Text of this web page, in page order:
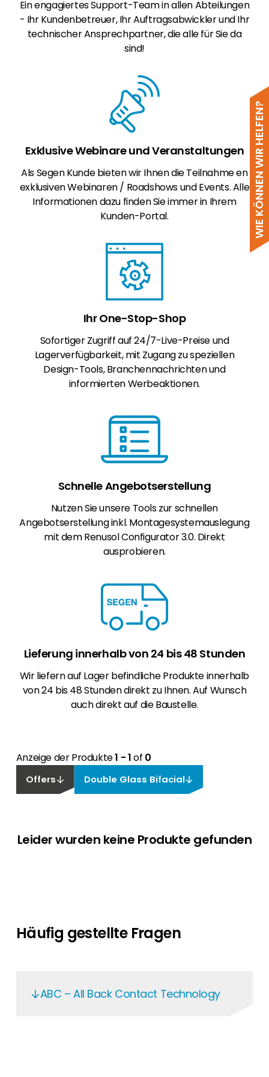
WIE KÖNNEN WIR HELFEN?
Ein engagiertes Support-Team in allen Abteilungen
- Ihr Kundenbetreuer, Ihr Auftragsabwickler und Ihr
technischer Ansprechpartner, die alle für Sie da
sind!
Exklusive Webinare und Veranstaltungen
Als Segen Kunde bieten wir Ihnen die Teilnahme en
exklusiven Webinaren / Roadshows und Events. Alle
Informationen dazu finden Sie immer in Ihrem
Kunden-Portal.
Ihr One-Stop-Shop
Sofortiger Zugriff auf 24/7-Live-Preise und
Lagerverfügbarkeit, mit Zugang zu speziellen
Design-Tools, Branchennachrichten und
informierten Werbeaktionen.
Schnelle Angebotserstellung
Nutzen Sie unsere Tools zur schnellen
Angebotserstellung inkl. Montagesystemauslegung
mit dem Renusol Configurator 3.0. Direkt
ausprobieren.
Lieferung innerhalb von 24 bis 48 Stunden
Wir liefern auf Lager befindliche Produkte innerhalb
von 24 bis 48 Stunden direkt zu Ihnen. Auf Wunsch
auch direkt auf die Baustelle.
Anzeige der Produkte1 - 1of 0
Offers Double Glass Bifacial
Leider wurden keine Produkte gefunden
Häufig gestellte Fragen
ABC – All Back Contact Technology